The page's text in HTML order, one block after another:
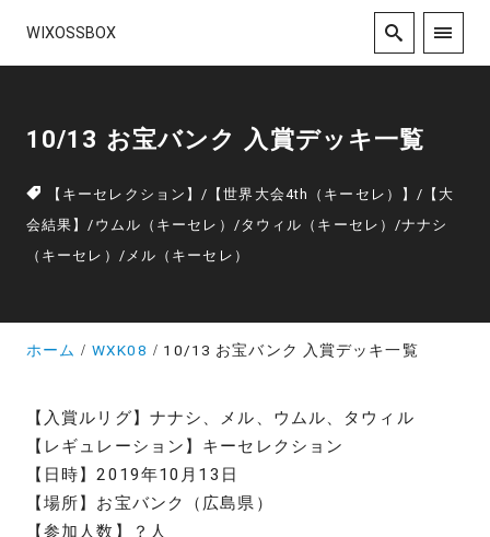
WIXOSSBOX
10/13 お宝バンク 入賞デッキ一覧
【キーセレクション】/ 【世界大会4th（キーセレ）】/ 【大
会結果】/ ウムル（キーセレ） /タウィル（キーセレ）/ナナシ
（キーセレ） / メル（キーセレ）
ホーム WXK08 10/13 お宝バンク 入賞デッキ一覧
【入賞ルリグ】ナナシ、メル、ウムル、タウィル
【レギュレーション】キーセレクション
【日時】2019年10月13日
【場所】お宝バンク（広島県）
【参加人数】？人